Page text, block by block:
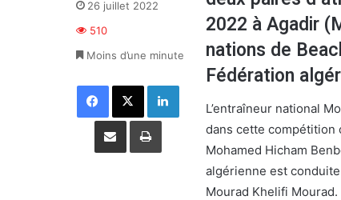
2022 à Agadir
nations de
Fédération
L’entraîneur national
dans cette compétition
Mohamed Hicham
algérienne est
Mourad Khelifi Mourad.
26 juillet 2022
510
Moins d’une minute
Facebook X Linkedin
Partager par email Imprimer